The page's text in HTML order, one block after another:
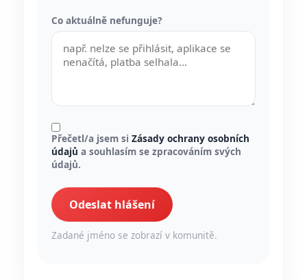
Co aktuálně nefunguje?
Přečetl/a jsem si Zásady ochrany osobních
údajů a souhlasím se zpracováním svých
údajů.
Odeslat hlášení
Zadané jméno se zobrazí v komunitě.